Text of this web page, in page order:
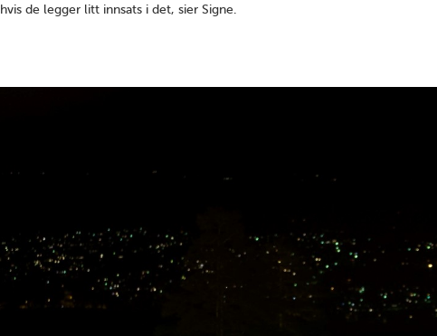
de legger litt innsats i det, sier Signe.